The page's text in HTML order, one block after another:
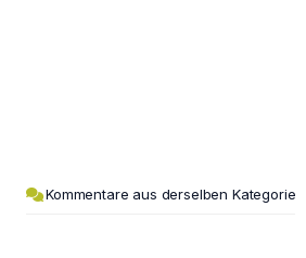
Kommentare aus derselben Kategorie